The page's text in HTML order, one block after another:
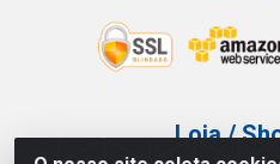
Loja /